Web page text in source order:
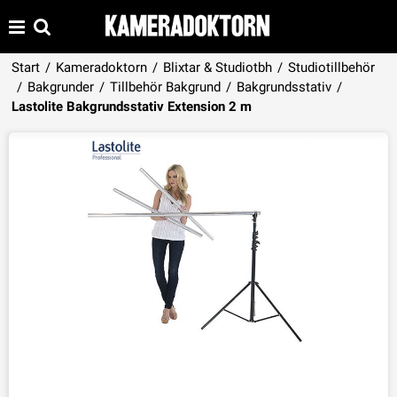
Start / Kameradoktorn / Blixtar & Studiotbh / Studiotillbehör
/ Bakgrunder / Tillbehör Bakgrund / Bakgrundsstativ /
Lastolite Bakgrundsstativ Extension 2 m
Produkten har lagts i din varukorg
VISA VARUKORGEN